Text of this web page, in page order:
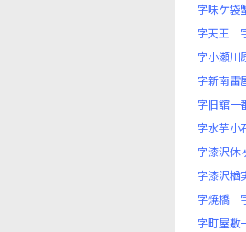
字味ケ袋
字天王
字小瀬川
字新南雷
字旧舘一
字水芋小
字漆沢休
字漆沢楢
字焼橋
字町屋敷